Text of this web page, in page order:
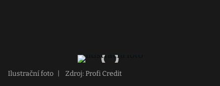
Ilustrační foto Zdroj: Profi Credit